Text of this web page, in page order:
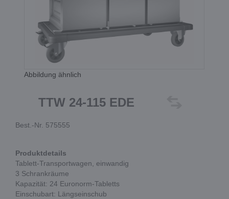
Abbildung ähnlich
TTW 24-115 EDE
Best.-Nr. 575555
Produktdetails
Tablett-Transportwagen, einwandig
3 Schrankräume
Kapazität: 24 Euronorm-Tabletts
Einschubart: Längseinschub